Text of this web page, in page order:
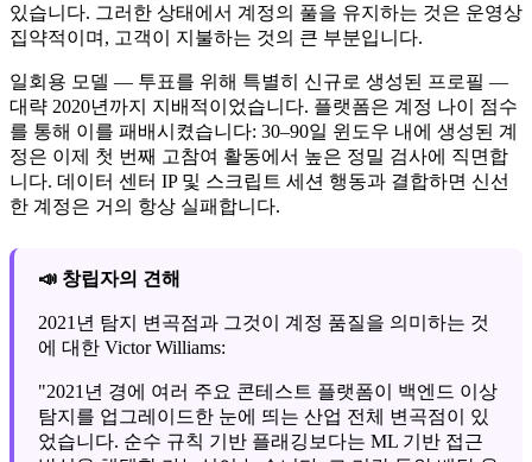
있습니다. 그러한 상태에서 계정의 풀을 유지하는 것은 운영상
집약적이며, 고객이 지불하는 것의 큰 부분입니다.
일회용 모델 — 투표를 위해 특별히 신규로 생성된 프로필 —
대략 2020년까지 지배적이었습니다. 플랫폼은 계정 나이 점수
를 통해 이를 패배시켰습니다: 30–90일 윈도우 내에 생성된 계
정은 이제 첫 번째 고참여 활동에서 높은 정밀 검사에 직면합
니다. 데이터 센터 IP 및 스크립트 세션 행동과 결합하면 신선
한 계정은 거의 항상 실패합니다.
📣 창립자의 견해
2021년 탐지 변곡점과 그것이 계정 품질을 의미하는 것
에 대한 Victor Williams:
"2021년 경에 여러 주요 콘테스트 플랫폼이 백엔드 이상
탐지를 업그레이드한 눈에 띄는 산업 전체 변곡점이 있
었습니다. 순수 규칙 기반 플래깅보다는 ML 기반 접근